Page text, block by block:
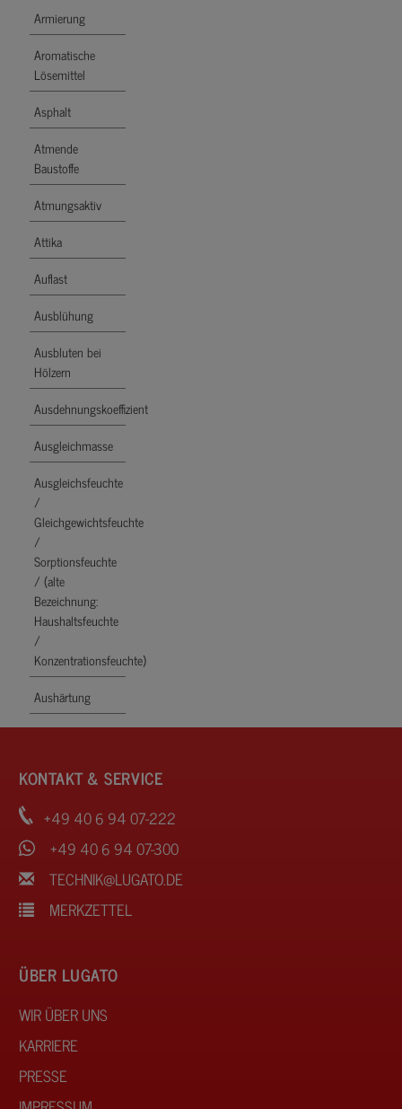
Armierung
Aromatische
Lösemittel
Asphalt
Atmende
Baustoffe
Atmungsaktiv
Attika
Auflast
Ausblühung
Ausbluten bei
Hölzern
Ausdehnungskoeffizient
Ausgleichmasse
Ausgleichsfeuchte
/
Gleichgewichtsfeuchte
/
Sorptionsfeuchte
/ (alte
Bezeichnung:
Haushaltsfeuchte
/
Konzentrationsfeuchte)
Aushärtung
KONTAKT & SERVICE
+49 40 6 94 07-222
+49 40 6 94 07-300
TECHNIK@LUGATO.DE
MERKZETTEL
ÜBER LUGATO
WIR ÜBER UNS
KARRIERE
PRESSE